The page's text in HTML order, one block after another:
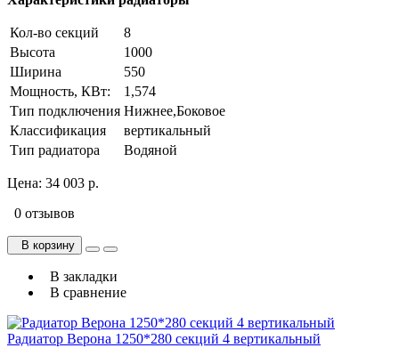
Кол-во секций
8
Высота
1000
Ширина
550
Мощность, КВт:
1,574
Тип подключения Нижнее,Боковое
Классификация
вертикальный
Тип радиатора
Водяной
Цена: 34 003 р.
0 отзывов
В корзину
В закладки
В сравнение
Радиатор Верона 1250*280 секций 4 вертикальный